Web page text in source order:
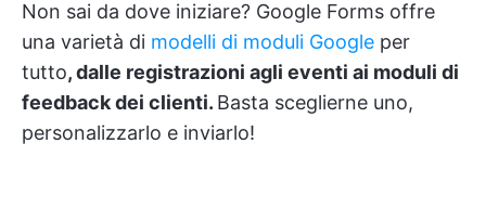
Non sai da dove iniziare? Google Forms offre
una varietà di modelli di moduli Google per
tutto, dalle registrazioni agli eventi ai moduli di
feedback dei clienti. Basta sceglierne uno,
personalizzarlo e inviarlo!